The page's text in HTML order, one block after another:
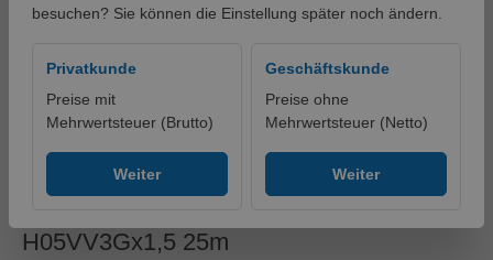
besuchen? Sie können die Einstellung später noch ändern.
Privatkunde
Preise mit
Mehrwertsteuer (Brutto)
Weiter
Geschäftskunde
Preise ohne
Mehrwertsteuer (Netto)
Weiter
Kabeltrommel Kunststoff
H05VV3Gx1,5 25m